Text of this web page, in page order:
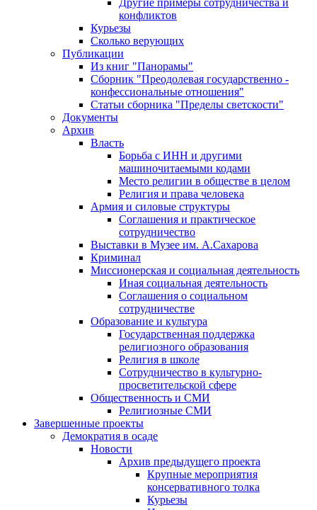
Другие примеры сотрудничества и
конфликтов
Курьезы
Сколько верующих
Публикации
Из книг "Панорамы"
Сборник "Преодолевая государственно -
конфессиональные отношения"
Статьи сборника "Пределы светскости"
Документы
Архив
Власть
Борьба с ИНН и другими
машиночитаемыми кодами
Место религии в обществе в целом
Религия и права человека
Армия и силовые структуры
Соглашения и практическое
сотрудничество
Выставки в Музее им. А.Сахарова
Криминал
Миссионерская и социальная деятельность
Иная социальная деятельность
Соглашения о социальном
сотрудничестве
Образование и культура
Государственная поддержка
религиозного образования
Религия в школе
Сотрудничество в культурно-
просветительской сфере
Общественность и СМИ
Религиозные СМИ
Завершенные проекты
Демократия в осаде
Новости
Архив предыдущего проекта
Крупные мероприятия
консервативного толка
Курьезы